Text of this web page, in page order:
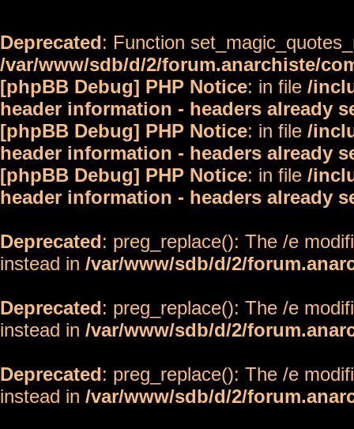
Deprecated: Function
/var/www/sdb/d/2/forum.anarchiste/
[phpBB Debug] PHP Notice: in file /
header information - headers already
[phpBB Debug] PHP Notice: in file /
header information - headers already
[phpBB Debug] PHP Notice: in file /
header information - headers already
Deprecated: preg_replace(): The /e
instead in /var/www/sdb/d/2/
Deprecated: preg_replace(): The /e
instead in /var/www/sdb/d/2/
Deprecated: preg_replace(): The /e
instead in /var/www/sdb/d/2/